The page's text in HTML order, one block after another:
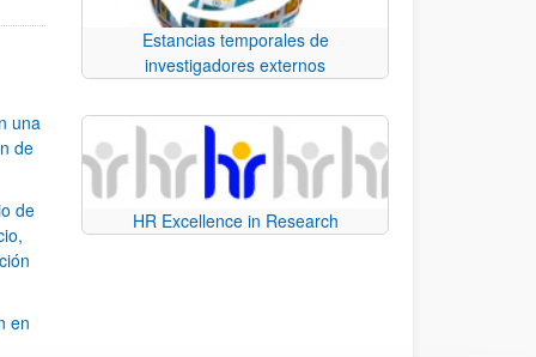
una
de
de
en
Estancias temporales de
investigadores externos
HR Excellence in Research